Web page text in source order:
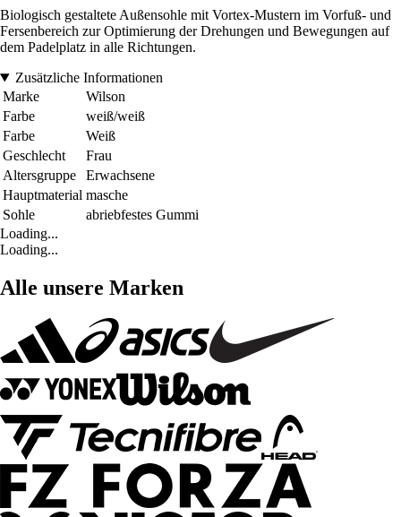
Biologisch gestaltete Außensohle mit Vortex-Mustern im Vorfuß- und
Fersenbereich zur Optimierung der Drehungen und Bewegungen auf
dem Padelplatz in alle Richtungen.
Zusätzliche Informationen
Marke
Wilson
Farbe
weiß/weiß
Farbe
Weiß
Geschlecht
Frau
Altersgruppe
Erwachsene
Hauptmaterial masche
Sohle
abriebfestes Gummi
Loading...
Loading...
Alle unsere Marken